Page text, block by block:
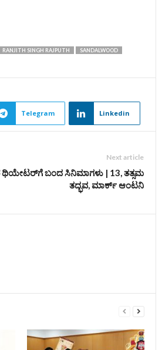
RANJITH SINGH RAJPUTH
SANDALWOOD
Telegram Linkedin
Next article
ಥಿಯೇಟರ್‌ಗೆ ಬಂದ ಸಿನಿಮಾಗಳು | 13, ತತ್ಸಮ
ತದ್ಭವ, ಮಾರ್ಕ್‌ ಆಂಟನಿ